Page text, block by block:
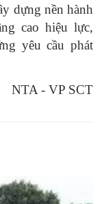
dựng nền hành
cao hiệu lực,
yêu cầu phát
NTA - VP SCT